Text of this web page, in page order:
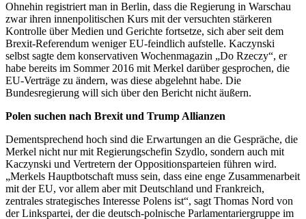
Ohnehin registriert man in Berlin, dass die Regierung in Warschau
zwar ihren innenpolitischen Kurs mit der versuchten stärkeren
Kontrolle über Medien und Gerichte fortsetze, sich aber seit dem
Brexit-Referendum weniger EU-feindlich aufstelle. Kaczynski
selbst sagte dem konservativen Wochenmagazin „Do Rzeczy“, er
habe bereits im Sommer 2016 mit Merkel darüber gesprochen, die
EU-Verträge zu ändern, was diese abgelehnt habe. Die
Bundesregierung will sich über den Bericht nicht äußern.
Polen suchen nach Brexit und Trump Allianzen
Dementsprechend hoch sind die Erwartungen an die Gespräche, die
Merkel nicht nur mit Regierungschefin Szydlo, sondern auch mit
Kaczynski und Vertretern der Oppositionsparteien führen wird.
„Merkels Hauptbotschaft muss sein, dass eine enge Zusammenarbeit
mit der EU, vor allem aber mit Deutschland und Frankreich,
zentrales strategisches Interesse Polens ist“, sagt Thomas Nord von
der Linkspartei, der die deutsch-polnische Parlamentariergruppe im